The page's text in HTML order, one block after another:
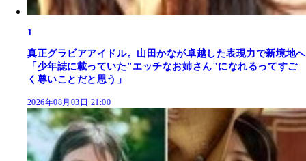
1
真正グラビアアイドル。山田かなが卓越した表現力で新境地へ
「少年誌に載っていた"エッチなお姉さん"になれるってすご
く尊いことだと思う」
2026年08月03日 21:00